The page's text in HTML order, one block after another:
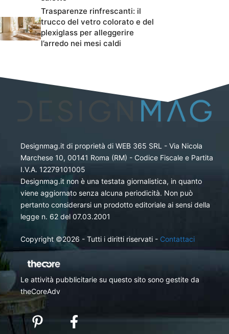
Trasparenze rinfrescanti: il
trucco del vetro colorato e del
plexiglass per alleggerire
l’arredo nei mesi caldi
Designmag.it di proprietà di WEB 365 SRL - Via Nicola
Marchese 10, 00141 Roma (RM) - Codice Fiscale e Partita
I.V.A. 12279101005
Designmag.it non è una testata giornalistica, in quanto
viene aggiornato senza alcuna periodicità. Non può
pertanto considerarsi un prodotto editoriale ai sensi della
legge n. 62 del 07.03.2001
Copyright ©2026 - Tutti i diritti riservati - Contattaci
Le attività pubblicitarie su questo sito sono gestite da
theCoreAdv